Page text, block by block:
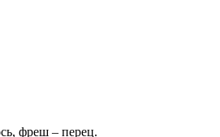
фреш – перец.